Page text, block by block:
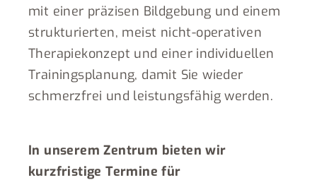
mit einer präzisen Bildgebung und einem
strukturierten, meist nicht-operativen
Therapiekonzept und einer individuellen
Trainingsplanung, damit Sie wieder
schmerzfrei und leistungsfähig werden.
In unserem Zentrum bieten wir
kurzfristige Termine für